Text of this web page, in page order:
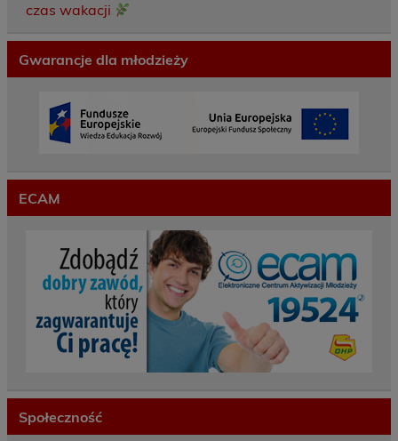
czas wakacji
Gwarancje dla młodzieży
ECAM
Społeczność